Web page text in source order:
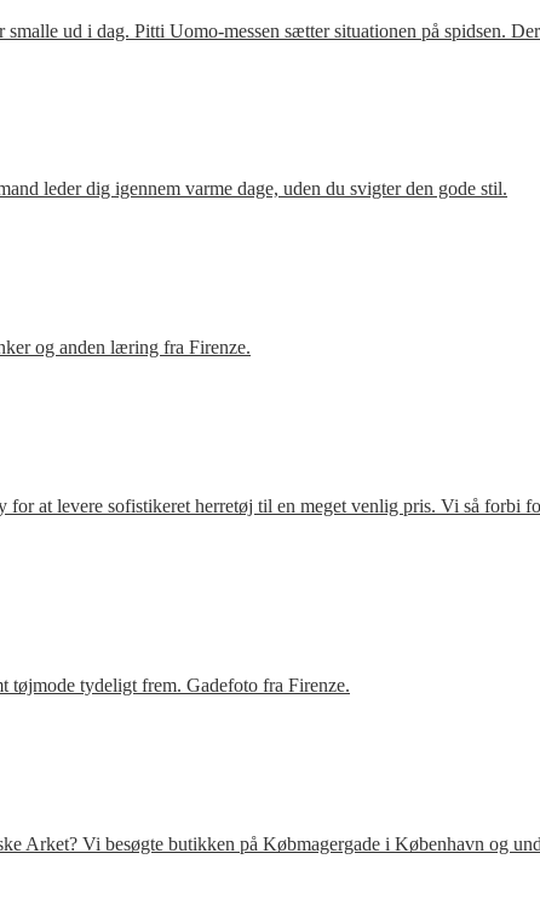
ud i dag. Pitti Uomo-messen sætter situationen på spidsen.
leder dig igennem varme dage, uden du svigter den gode stil.
og anden læring fra Firenze.
at levere sofistikeret herretøj til en meget venlig pris. Vi så forbi
tøjmode tydeligt frem. Gadefoto fra Firenze.
Arket? Vi besøgte butikken på Købmagergade i København og